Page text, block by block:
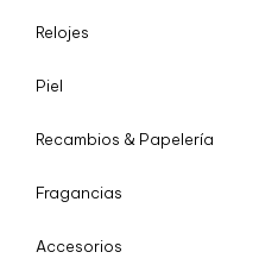
Relojes
Piel
Recambios & Papelería
Fragancias
Accesorios